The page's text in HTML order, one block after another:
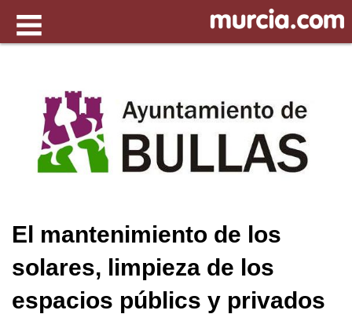
El mantenimiento de los
solares, limpieza de los
espacios públics y privados